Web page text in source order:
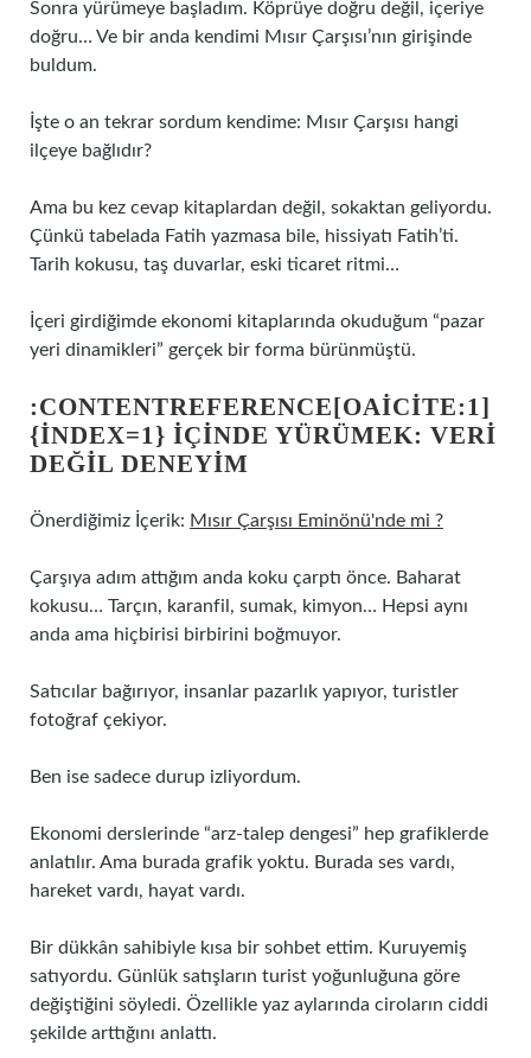
Sonra yürümeye başladım. Köprüye doğru değil, içeriye
doğru… Ve bir anda kendimi Mısır Çarşısı’nın girişinde
buldum.
İşte o an tekrar sordum kendime: Mısır Çarşısı hangi
ilçeye bağlıdır?
Ama bu kez cevap kitaplardan değil, sokaktan geliyordu.
Çünkü tabelada Fatih yazmasa bile, hissiyatı Fatih’ti.
Tarih kokusu, taş duvarlar, eski ticaret ritmi…
İçeri girdiğimde ekonomi kitaplarında okuduğum “pazar
yeri dinamikleri” gerçek bir forma bürünmüştü.
:CONTENTREFERENCE[OAICITE:1]
{INDEX=1} IÇINDE YÜRÜMEK: VERI
DEĞIL DENEYIM
Önerdiğimiz İçerik: Mısır Çarşısı Eminönü'nde mi ?
Çarşıya adım attığım anda koku çarptı önce. Baharat
kokusu… Tarçın, karanfil, sumak, kimyon… Hepsi aynı
anda ama hiçbirisi birbirini boğmuyor.
Satıcılar bağırıyor, insanlar pazarlık yapıyor, turistler
fotoğraf çekiyor.
Ben ise sadece durup izliyordum.
Ekonomi derslerinde “arz-talep dengesi” hep grafiklerde
anlatılır. Ama burada grafik yoktu. Burada ses vardı,
hareket vardı, hayat vardı.
Bir dükkân sahibiyle kısa bir sohbet ettim. Kuruyemiş
satıyordu. Günlük satışların turist yoğunluğuna göre
değiştiğini söyledi. Özellikle yaz aylarında ciroların ciddi
şekilde arttığını anlattı.